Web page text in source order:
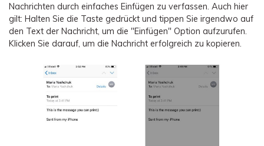
Nachrichten durch einfaches Einfügen zu verfassen. Auch hier
gilt: Halten Sie die Taste gedrückt und tippen Sie irgendwo auf
den Text der Nachricht, um die "Einfügen" Option aufzurufen.
Klicken Sie darauf, um die Nachricht erfolgreich zu kopieren.